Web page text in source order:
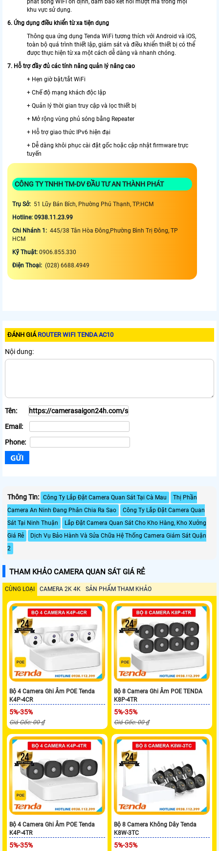
phát sóng WiFi ổn định, đảm bảo kết nối mượt mà trong mọi
khu vực sử dụng.
6. Ứng dụng điều khiển từ xa tiện dụng
Thông qua ứng dụng Tenda WiFi tương thích với Android và iOS,
toàn bộ quá trình thiết lập, giám sát và điều khiển thiết bị có thể
được thực hiện từ xa một cách dễ dàng và nhanh chóng.
7. Hỗ trợ đầy đủ các tính năng quản lý nâng cao
+ Hẹn giờ bật/tắt WiFi
+ Chế độ mạng khách độc lập
+ Quản lý thời gian truy cập và lọc thiết bị
+ Mở rộng vùng phủ sóng bằng Repeater
+ Hỗ trợ giao thức IPv6 hiện đại
+ Dễ dàng khôi phục cài đặt gốc hoặc cập nhật firmware trực
tuyến
CÔNG TY TNHH TM-DV ĐẦU TƯ AN THÀNH PHÁT
Trụ Sở: 51 Lũy Bán Bích, Phường Phú Thạnh, TP.HCM
Hotline: 0938.11.23.99
Chi Nhánh 1: 445/38 Tân Hòa Đông,Phường Bình Trị Đông, TP
HCM
Kỹ Thuật: 0906.855.330
Điện Thoại: (028) 6688.4949
ĐÁNH GIÁ ROUTER WIFI TENDA AC10
Nội dung:
Tên:
Email:
Phone:
Thông Tin: Công Ty Lắp Đặt Camera Quan Sát Tại Cà Mau
Thị Phần
Camera An Ninh Đang Phân Chia Ra Sao
Công Ty Lắp Đặt Camera Quan
Sát Tại Ninh Thuận
Lắp Đặt Camera Quan Sát Cho Kho Hàng, Kho Xưởng
Giá Rẻ
Dịch Vụ Bảo Hành Và Sửa Chữa Hệ Thống Camera Giám Sát Quận
2
THAM KHẢO CAMERA QUAN SÁT GIÁ RẺ
CÙNG LOẠI CAMERA 2K 4K SẢN PHẨM THAM KHẢO
Bộ 4 Camera Ghi Âm POE Tenda
K4P-4CR
5%-35%
Giá Gốc: 00 ₫
Bộ 8 Camera Ghi Âm POE TENDA
K8P-4TR
5%-35%
Giá Gốc: 00 ₫
Bộ 4 Camera Ghi Âm POE Tenda
K4P-4TR
5%-35%
Bộ 8 Camera Không Dây Tenda
K8W-3TC
5%-35%